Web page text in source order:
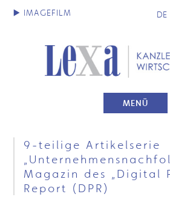
DE
MENÜ
9-teilige Artikelserie
Magazin des „Digital
Report (DPR)